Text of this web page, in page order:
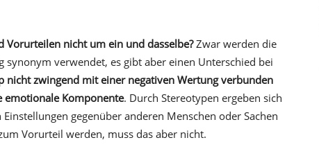
Vorurteilen nicht um ein und dasselbe?Zwar werden die
synonym verwendet, es gibt aber einen Unterschied bei
nicht zwingend mit einer negativen Wertung verbunden
emotionale Komponente. Durch Stereotypen ergeben sich
gegenüber anderen Menschen oder Sachen
Vorurteil werden, muss das aber nicht.